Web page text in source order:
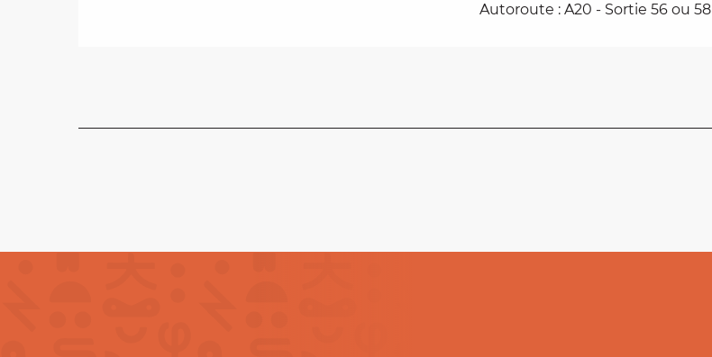
Autoroute : A20 - Sortie 56 ou 58